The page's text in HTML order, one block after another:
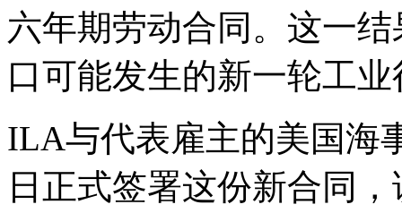
六年期劳动合同。这一
口可能发生的新一轮工
ILA与代表雇主的美国海
日正式签署这份新合同